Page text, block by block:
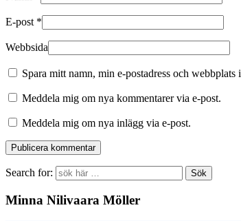
E-post *
Webbsida
Spara mitt namn, min e-postadress och
Meddela mig om nya kommentarer via e-post.
Meddela mig om nya inlägg via e-post.
Search for:
Minna Nilivaara Möller